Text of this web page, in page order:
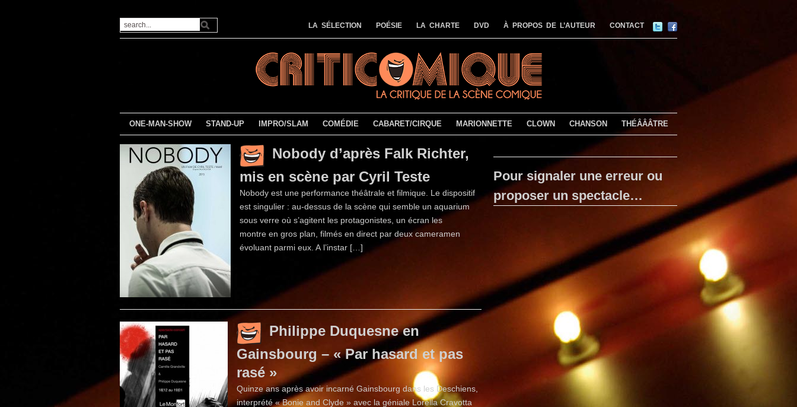
LA SÉLECTION POÉSIE LA CHARTE DVD À PROPOS DE L’AUTEUR CONTACT
ONE-MAN-SHOW STAND-UP IMPRO/SLAM COMÉDIE CABARET/CIRQUE MARIONNETTE CLOWN CHANSON THÉÂÂÂTRE
Nobody d’après Falk Richter,
mis en scène par Cyril Teste
Nobody est une performance théâtrale et filmique. Le dispositif
est singulier : au-dessus de la scène qui semble un aquarium
sous verre où s’agitent les protagonistes, un écran les
montre en gros plan, filmés en direct par deux cameramen
évoluant parmi eux. A l’instar […]
Philippe Duquesne en
Gainsbourg – « Par hasard et pas
rasé »
Quinze ans après avoir incarné Gainsbourg dans les Deschiens,
interprété « Bonie and Clyde » avec la géniale Lorella Cravotta
Pour signaler une erreur ou
proposer un spectacle…